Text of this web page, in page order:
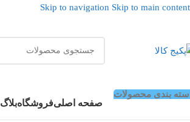
Skip to navigation Skip to main content
بندی محصولات
صفحه اصلیفروشگاهبلاگ